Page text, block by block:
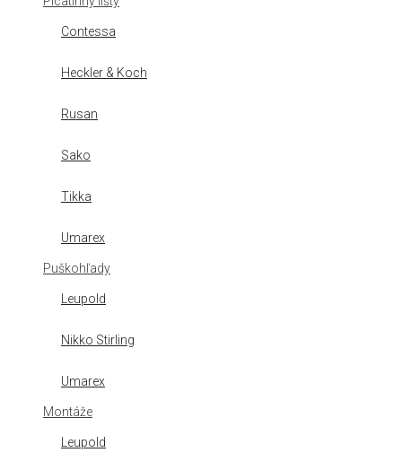
Contessa
Heckler & Koch
Rusan
Sako
Tikka
Umarex
Puškohľady
Leupold
Nikko Stirling
Umarex
Montáže
Leupold